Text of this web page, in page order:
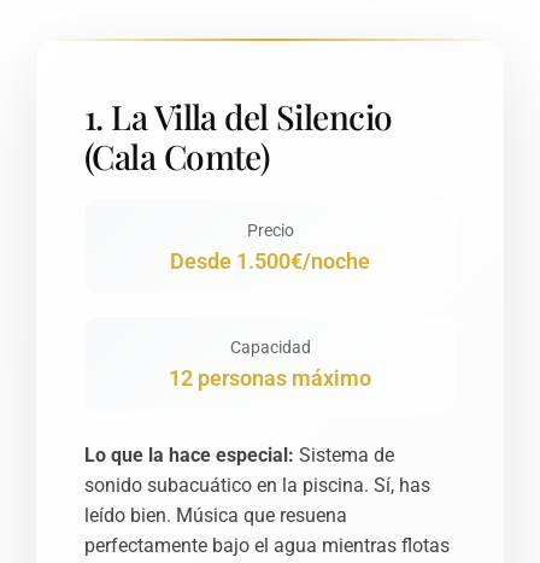
1. La Villa del Silencio
(Cala Comte)
Precio
Desde 1.500€/noche
Capacidad
12 personas máximo
Lo que la hace especial: Sistema de
sonido subacuático en la piscina. Sí, has
leído bien. Música que resuena
perfectamente bajo el agua mientras flotas